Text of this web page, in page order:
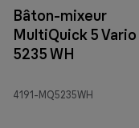
Bâton-mixeur
MultiQuick 5 Vario
5235 WH
4191-MQ5235WH